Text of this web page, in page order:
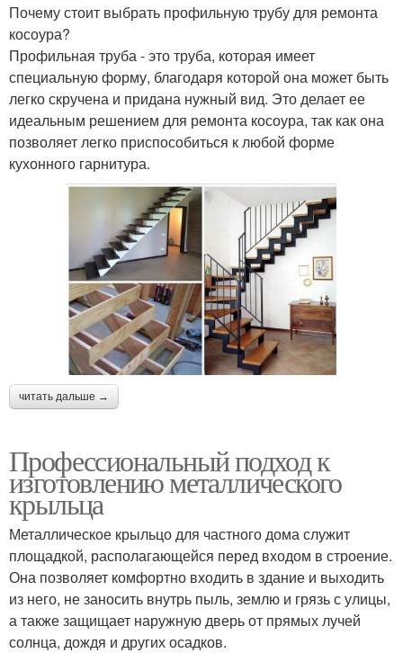
Почему стоит выбрать профильную трубу для ремонта
косоура?
Профильная труба - это труба, которая имеет
специальную форму, благодаря которой она может быть
легко скручена и придана нужный вид. Это делает ее
идеальным решением для ремонта косоура, так как она
позволяет легко приспособиться к любой форме
кухонного гарнитура.
читать дальше →
Профессиональный подход к
изготовлению металлического
крыльца
Металлическое крыльцо для частного дома служит
площадкой, располагающейся перед входом в строение.
Она позволяет комфортно входить в здание и выходить
из него, не заносить внутрь пыль, землю и грязь с улицы,
а также защищает наружную дверь от прямых лучей
солнца, дождя и других осадков.